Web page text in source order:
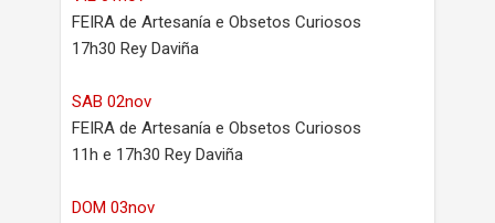
FEIRA de Artesanía e Obsetos Curiosos
17h30 Rey Daviña
SAB 02nov
FEIRA de Artesanía e Obsetos Curiosos
11h e 17h30 Rey Daviña
DOM 03nov